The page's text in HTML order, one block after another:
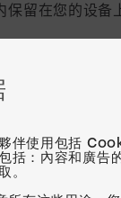
伴使用包括
括：內容和廣告
。
留在您的设
方cookie分
上使用。